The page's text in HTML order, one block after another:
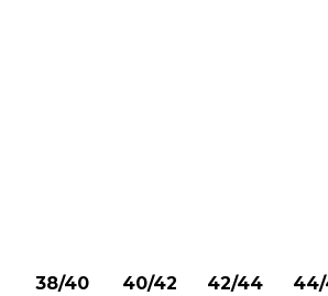
38/40 40/42 42/44